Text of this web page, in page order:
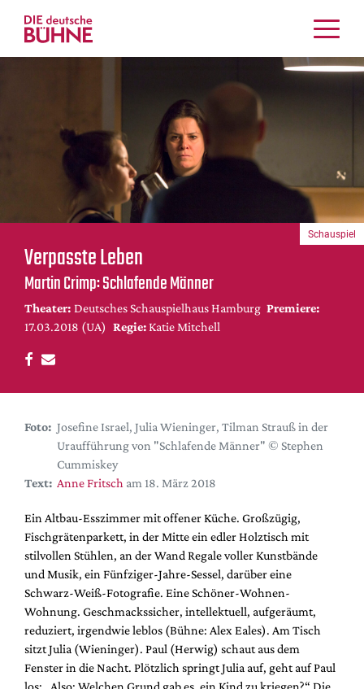
Tanz
Crossover
Bühnenwelt
Festivals & Veranstaltungen
Menschen & Theater
Themen
Internationales
Nachrufe
DdB-map
Premierensuche
Festival-Planer
Hefte
Alle Hefte
Leseproben
Podcast
Service
Shop / Abo
Newsletter
Redaktion
Verpasste Leben
Martin Crimp: Schlafende Männer
Theater: Deutsches Schauspielhaus Hamburg Premiere:
17.03.2018 (UA) Regie: Katie Mitchell
Schauspiel
Foto: Josefine Israel, Julia Wieninger, Tilman Strauß in der
Uraufführung von "Schlafende Männer" © Stephen
Cummiskey
Text: Anne Fritsch am 18. März 2018
Ein Altbau-Esszimmer mit offener Küche. Großzügig,
Fischgrätenparkett, in der Mitte ein edler Holztisch mit
stilvollen Stühlen, an der Wand Regale voller Kunstbände
und Musik, ein Fünfziger-Jahre-Sessel, darüber eine
Schwarz-Weiß-Fotografie. Eine Schöner-Wohnen-
Wohnung. Geschmackssicher, intellektuell, aufgeräumt,
reduziert, irgendwie leblos (Bühne: Alex Eales). Am Tisch
sitzt Julia (Wieninger). Paul (Herwig) schaut aus dem
Fenster in die Nacht. Plötzlich springt Julia auf, geht auf Paul
los: „Also: Welchen Grund gab es, ein Kind zu kriegen?“ Die